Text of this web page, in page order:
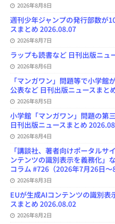
2026年8月8日
週刊少年ジャンプの発行部数が
スまとめ 2026.08.07
2026年8月7日
ラップも読書など 日刊出版ニュ
2026年8月6日
「マンガワン」問題等で小学館
公表など 日刊出版ニュースまと
2026年8月5日
小学館「マンガワン」問題の第
日刊出版ニュースまとめ
2026年8月4日
「講談社、著者向けポータルサ
ンテンツの識別表示を義務化」
コラム #726（2026年7月26日～
2026年8月3日
EUが生成AIコンテンツの識別表
スまとめ 2026.08.02
2026年8月2日